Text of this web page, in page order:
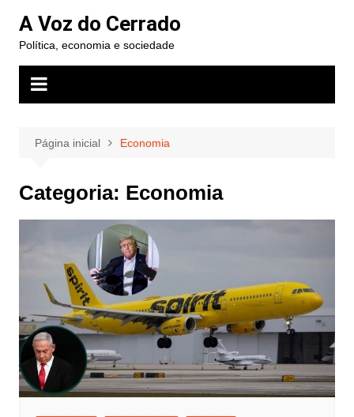
para
conteúdo
A Voz do Cerrado
Política, economia e sociedade
Página inicial Economia
Categoria: Economia